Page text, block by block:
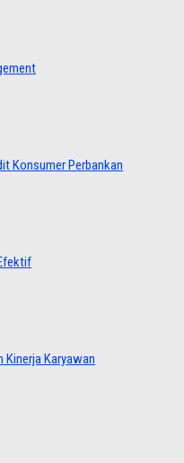
Konsumer Perbankan
Kinerja Karyawan